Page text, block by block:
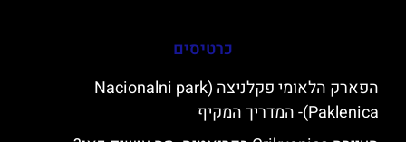
כרטיסים
הפארק הלאומי פקלניצה (Nacionalni park
Paklenica)- המדריך המקיף